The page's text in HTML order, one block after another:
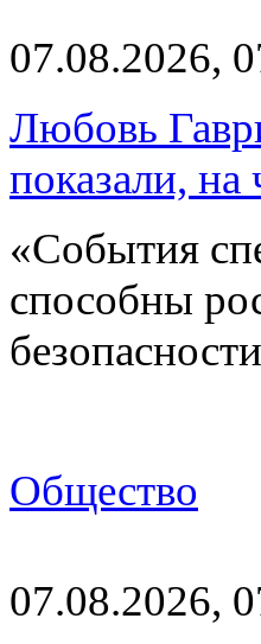
07.08.2026,
Любовь
показали,
«События
способны
Общество
07.08.2026,